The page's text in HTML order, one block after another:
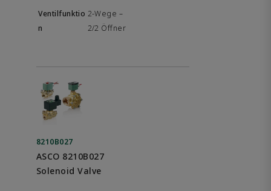
2-Wege –
2/2 Öffner
8210B027
ASCO 8210B027
Solenoid Valve